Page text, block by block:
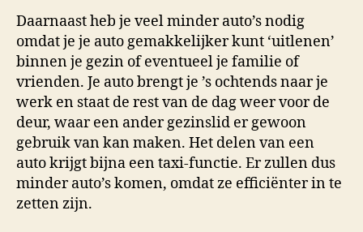
Daarnaast heb je veel minder auto’s nodig
omdat je je auto gemakkelijker kunt ‘uitlenen’
binnen je gezin of eventueel je familie of
vrienden. Je auto brengt je ’s ochtends naar je
werk en staat de rest van de dag weer voor de
deur, waar een ander gezinslid er gewoon
gebruik van kan maken. Het delen van een
auto krijgt bijna een taxi-functie. Er zullen dus
minder auto’s komen, omdat ze efficiënter in te
zetten zijn.